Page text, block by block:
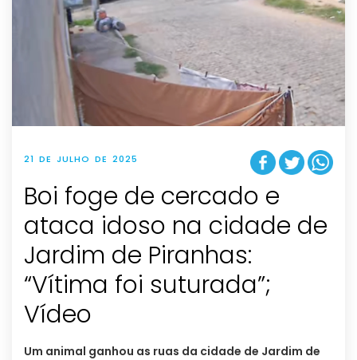
21 DE JULHO DE 2025
Boi foge de cercado e
ataca idoso na cidade de
Jardim de Piranhas:
“Vítima foi suturada”;
Vídeo
Um animal ganhou as ruas da cidade de Jardim de